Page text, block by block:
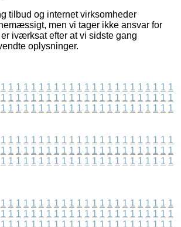
tilbud og internet virksomheder
men vi tager ikke ansvar for
iværksat efter at vi sidste gang
oplysninger.
1 1 1 1 1 1 1 1 1 1 1 1 1 1 1 1 1 1 1 1 1 1 1
1 1 1 1 1 1 1 1 1 1 1 1 1 1 1 1 1 1 1 1 1 1 1
1 1 1 1 1 1 1 1 1 1 1 1 1 1 1 1 1 1 1 1 1 1 1
1 1 1 1 1 1 1 1 1 1 1 1 1 1 1 1 1 1 1 1 1 1 1
1 1 1 1 1 1 1 1 1 1 1 1 1 1 1 1 1 1 1 1 1 1 1
1 1 1 1 1 1 1 1 1 1 1 1 1 1 1 1 1 1 1 1 1 1 1
1 1 1 1 1 1 1 1 1 1 1 1 1 1 1 1 1 1 1 1 1 1 1
1 1 1 1 1 1 1 1 1 1 1 1 1 1 1 1 1 1 1 1 1 1 1
1 1 1 1 1 1 1 1 1 1 1 1 1 1 1 1 1 1 1 1 1 1 1